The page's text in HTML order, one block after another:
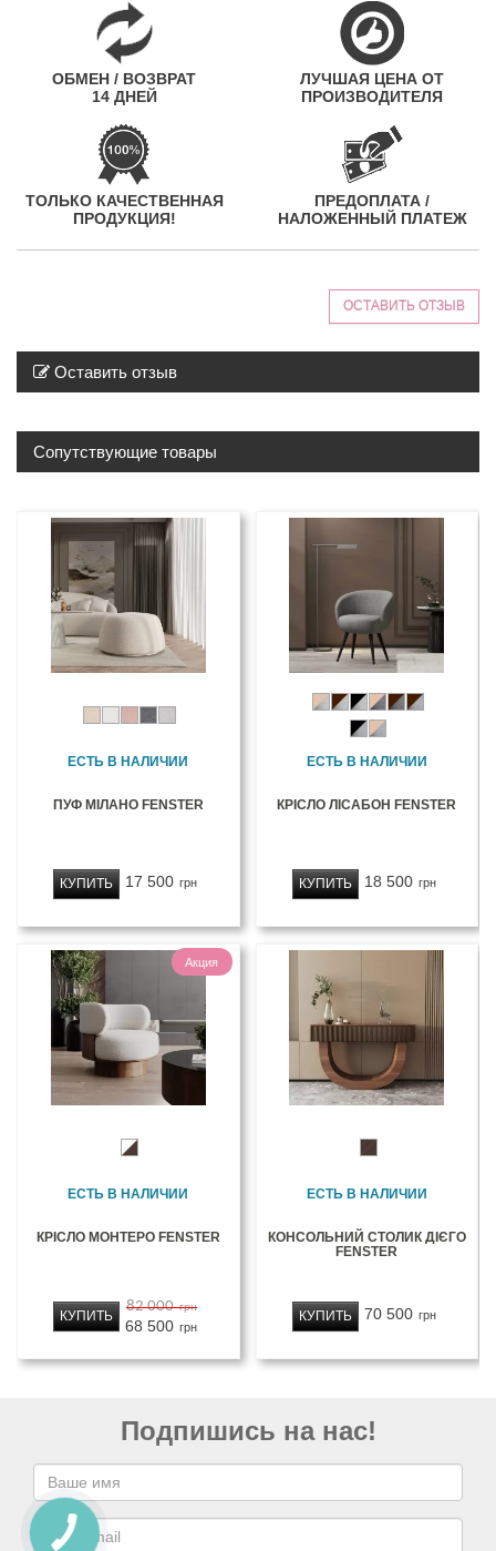
ОБМЕН / ВОЗВРАТ
14 ДНЕЙ
ЛУЧШАЯ ЦЕНА ОТ
ПРОИЗВОДИТЕЛЯ
ТОЛЬКО КАЧЕСТВЕННАЯ
ПРОДУКЦИЯ!
ПРЕДОПЛАТА /
НАЛОЖЕННЫЙ ПЛАТЕЖ
ОСТАВИТЬ ОТЗЫВ
Оставить отзыв
Сопутствующие товары
ЕСТЬ В НАЛИЧИИ
ПУФ МІЛАНО FENSTER
17 500 грн
КУПИТЬ
ЕСТЬ В НАЛИЧИИ
КРІСЛО ЛІСАБОН FENSTER
18 500 грн
КУПИТЬ
Акция
ЕСТЬ В НАЛИЧИИ
КРІСЛО МОНТЕРО FENSTER
82 000 грн
68 500 грн
КУПИТЬ
ЕСТЬ В НАЛИЧИИ
КОНСОЛЬНИЙ СТОЛИК ДІЄГО
FENSTER
70 500 грн
КУПИТЬ
Подпишись на нас!